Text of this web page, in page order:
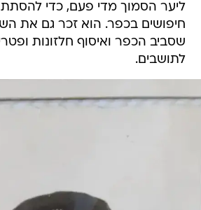
ליער הסמוך מדי פעם, כדי
חיפושים בכפר. הוא זכר גם את
שסביב הכפר ואיסוף חלזונות
לתושבים.